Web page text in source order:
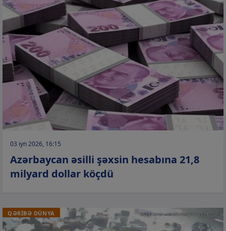
03 iyn 2026, 16:15
Azərbaycan əsilli şəxsin hesabına 21,8
milyard dollar köçdü
QƏRİBƏ DÜNYA